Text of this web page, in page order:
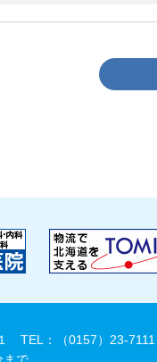
TEL：（0157）23-7111